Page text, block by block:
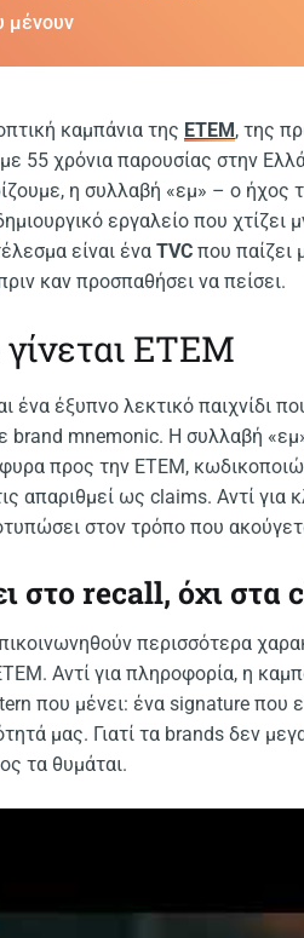
μένουν
καμπάνια της ΕΤΕΜ , της
55 χρόνια παρουσίας στην
η συλλαβή «εμ» – ο ήχος
εργαλείο που χτίζει
είναι έναTVCπου παίζει
καν προσπαθήσει να πείσει.
γίνεται ΕΤΕΜ
ένα έξυπνο λεκτικό παιχνίδι
brand mnemonic. Η συλλαβή
προς την ΕΤΕΜ,
απαριθμεί ως claims. Αντί για
στον τρόπο που
στο recall, όχι στα
περισσότερα
Αντί για πληροφορία, η
που μένει: ένα signature που
μας. Γιατί τα brands δεν
τα θυμάται.